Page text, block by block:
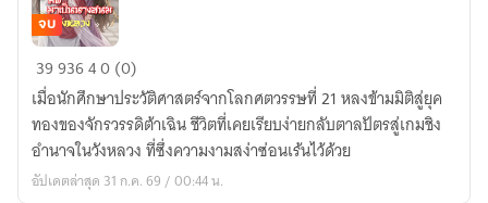
ทะลุ
มิติ
มา
เป็น
นาง
สนม
จบ
3993640 (0)
เมื่อนักศึกษาประวัติศาสตร์จากโลกศตวรรษที่ 21 หลงข้ามมิติสู่ยุค
ทองของจักรวรรดิต้าเฉิน ชีวิตที่เคยเรียบง่ายกลับตาลปัตรสู่เกมชิง
อำนาจในวังหลวง ที่ซึ่งความงามสง่าซ่อนเร้นไว้ด้วย
อัปเดตล่าสุด 31 ก.ค. 69 / 00:44 น.